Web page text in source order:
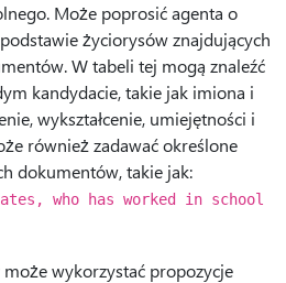
Może poprosić agenta o
życiorysów znajdujących
W tabeli tej mogą znaleźć
kandydacie, takie jak imiona i
wykształcenie, umiejętności i
również zadawać określone
dokumentów, takie jak:
who has worked in school
wykorzystać propozycje